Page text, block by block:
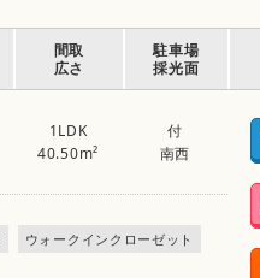
間取
広さ
駐車場
採光面
1LDK
40.50m²
付
南西
ウォークインクローゼット